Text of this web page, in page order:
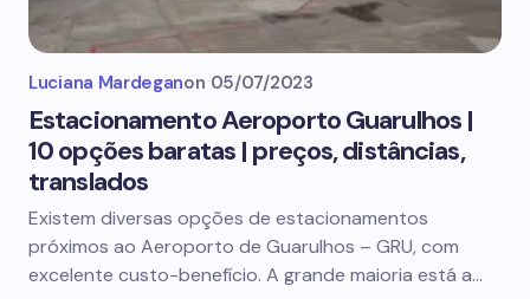
Luciana Mardeganon 05/07/2023
Estacionamento Aeroporto Guarulhos |
10 opções baratas | preços, distâncias,
translados
Existem diversas opções de estacionamentos
próximos ao Aeroporto de Guarulhos – GRU, com
excelente custo-benefício. A grande maioria está a…